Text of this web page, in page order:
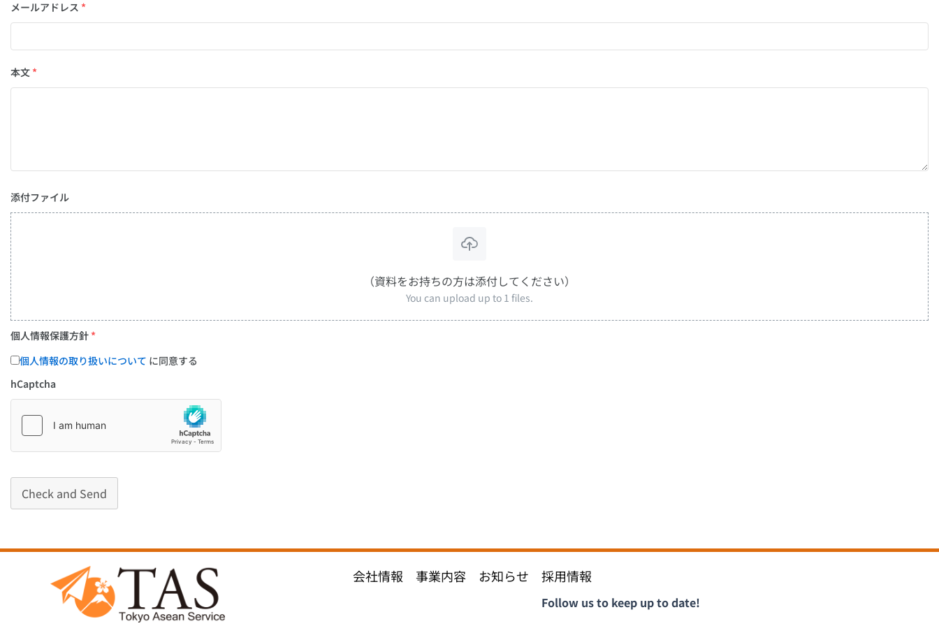
メールアドレス *
本文 *
添付ファイル
（資料をお持ちの方は添付してください）
You can upload up to 1 files.
個人情報保護方針 *
個人情報の取り扱いについて に同意する
hCaptcha
Check and Send
会社情報 事業内容 お知らせ 採用情報
Follow us to keep up to date!